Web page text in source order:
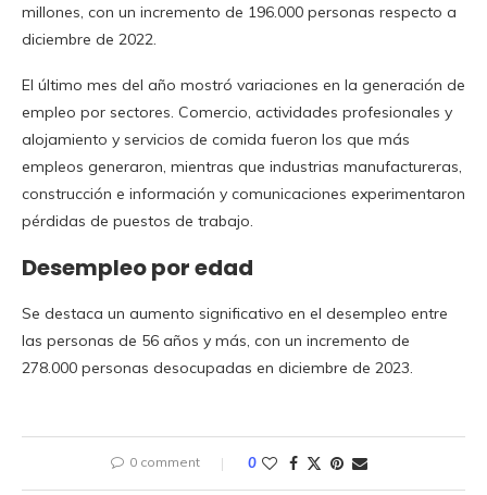
millones, con un incremento de 196.000 personas respecto a
diciembre de 2022.
El último mes del año mostró variaciones en la generación de
empleo por sectores. Comercio, actividades profesionales y
alojamiento y servicios de comida fueron los que más
empleos generaron, mientras que industrias manufactureras,
construcción e información y comunicaciones experimentaron
pérdidas de puestos de trabajo.
Desempleo por edad
Se destaca un aumento significativo en el desempleo entre
las personas de 56 años y más, con un incremento de
278.000 personas desocupadas en diciembre de 2023.
0 comment 0